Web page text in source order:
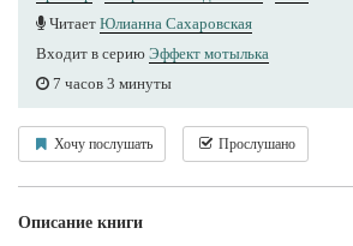
Читает Юлианна Сахаровская
Входит в серию Эффект мотылька
7 часов 3 минуты
Хочу послушать Прослушано
Описание книги